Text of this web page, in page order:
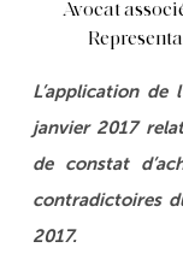
Avocat
L’application
janvier 2017
de constat
contradictoires
2017.